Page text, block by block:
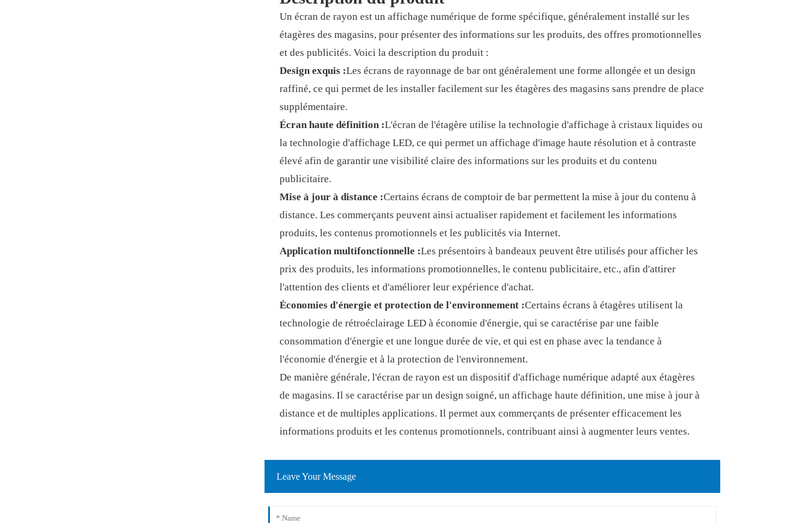
Un écran de rayon est un affichage numérique de forme spécifique, généralement installé sur les
étagères des magasins, pour présenter des informations sur les produits, des offres promotionnelles
et des publicités. Voici la description du produit :
Design exquis :Les écrans de rayonnage de bar ont généralement une forme allongée et un design
raffiné, ce qui permet de les installer facilement sur les étagères des magasins sans prendre de place
supplémentaire.
Écran haute définition :L'écran de l'étagère utilise la technologie d'affichage à cristaux liquides ou
la technologie d'affichage LED, ce qui permet un affichage d'image haute résolution et à contraste
élevé afin de garantir une visibilité claire des informations sur les produits et du contenu
publicitaire.
Mise à jour à distance :Certains écrans de comptoir de bar permettent la mise à jour du contenu à
distance. Les commerçants peuvent ainsi actualiser rapidement et facilement les informations
produits, les contenus promotionnels et les publicités via Internet.
Application multifonctionnelle :Les présentoirs à bandeaux peuvent être utilisés pour afficher les
prix des produits, les informations promotionnelles, le contenu publicitaire, etc., afin d'attirer
l'attention des clients et d'améliorer leur expérience d'achat.
Économies d'énergie et protection de l'environnement :Certains écrans à étagères utilisent la
technologie de rétroéclairage LED à économie d'énergie, qui se caractérise par une faible
consommation d'énergie et une longue durée de vie, et qui est en phase avec la tendance à
l'économie d'énergie et à la protection de l'environnement.
De manière générale, l'écran de rayon est un dispositif d'affichage numérique adapté aux étagères
de magasins. Il se caractérise par un design soigné, un affichage haute définition, une mise à jour à
distance et de multiples applications. Il permet aux commerçants de présenter efficacement les
informations produits et les contenus promotionnels, contribuant ainsi à augmenter leurs ventes.
Leave Your Message